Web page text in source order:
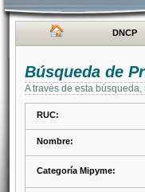
DNCP
Búsqueda de
A través de esta
RUC:
Nombre:
Categoría Mipyme: